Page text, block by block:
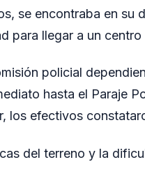
se encontraba en
para llegar a un centro
policial
hasta el Paraje
los efectivos
del terreno y la